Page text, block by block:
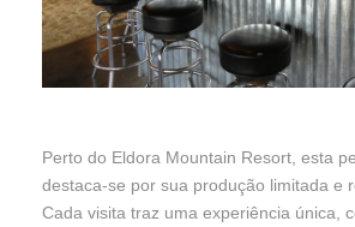
Perto do Eldora Mountain Resort, esta
destaca-se por sua produção limitada e
Cada visita traz uma experiência única,